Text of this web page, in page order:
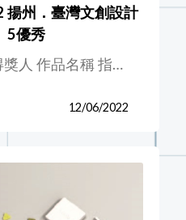
揚州．臺灣文創設計
5優秀
人 作品名稱 指…
12/06/2022